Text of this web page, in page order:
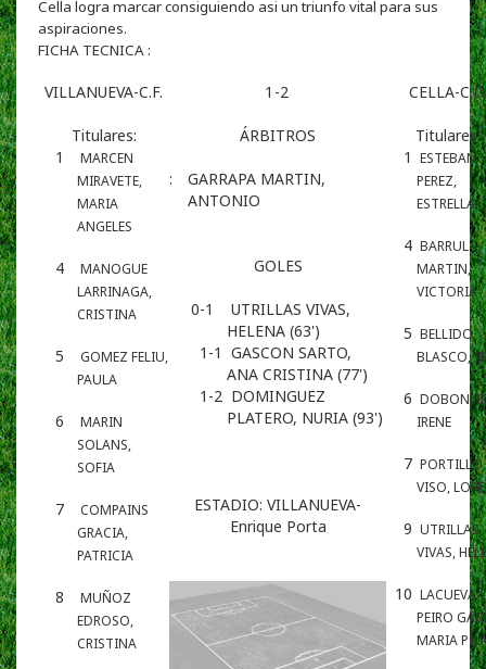
Cella logra marcar consiguiendo asi un triunfo vital para sus
aspiraciones.
FICHA TECNICA :
VILLANUEVA-C.F.
Titulares:
1
MARCEN
MIRAVETE,
MARIA
ANGELES
4
MANOGUE
LARRINAGA,
CRISTINA
5
GOMEZ FELIU,
PAULA
6
MARIN
SOLANS,
SOFIA
7
COMPAINS
GRACIA,
PATRICIA
8
MUÑOZ
EDROSO,
CRISTINA
1 -2
ÁRBITROS
:
GARRAPA MARTIN,
ANTONIO
GOLES
0-1
UTRILLAS VIVAS,
HELENA (63')
1-1 GASCON SARTO,
ANA CRISTINA (77')
1-2 DOMINGUEZ
PLATERO, NURIA (93')
ESTADIO: VILLANUEVA-
Enrique Porta
CELLA-C.D.
Titulares:
1 ESTEBAN
PEREZ,
ESTRELLA
4 BARRUL
MARTIN,
VICTORIA
5 BELLIDO
BLASCO,
6 DOBON
IRENE
7 PORTILLO
VISO,
9 UTRILLAS
VIVAS,
10 LACUEVA-
PEIRO
MARIA